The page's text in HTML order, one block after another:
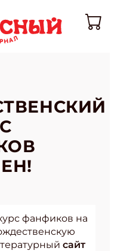
фанфиков на
сайт